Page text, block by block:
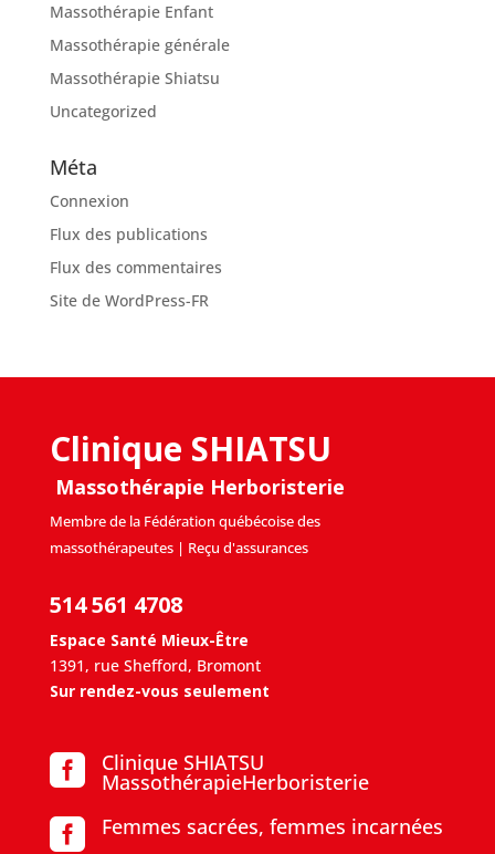
Massothérapie Enfant
Massothérapie générale
Massothérapie Shiatsu
Uncategorized
Méta
Connexion
Flux des publications
Flux des commentaires
Site de WordPress-FR
Clinique SHIATSU
Massothérapie Herboristerie
Membre de la Fédération québécoise des
massothérapeutes | Reçu d'assurances
514 561 4708
Espace Santé Mieux-Être
1391, rue Shefford, Bromont
Sur rendez-vous seulement
 Clinique SHIATSU
MassothérapieHerboristerie
 Femmes sacrées, femmes incarnées